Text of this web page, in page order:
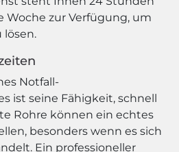
Woche zur Verfügung, um
lösen.
Notfall-
ist seine Fähigkeit, schnell
Rohre können ein echtes
besonders wenn es sich
Ein professioneller